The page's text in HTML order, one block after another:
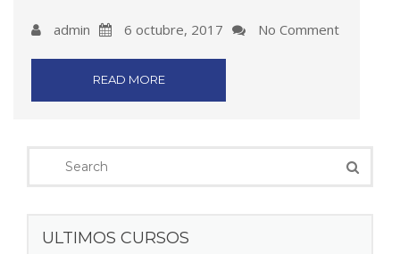
admin 6 octubre, 2017 No Comment
READ MORE
ULTIMOS CURSOS